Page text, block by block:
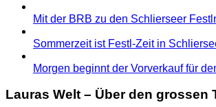
Mit der BRB zu den Schlierseer
Sommerzeit ist Festl-Zeit in
Morgen beginnt der Vorverkauf für
Lauras Welt – Über den